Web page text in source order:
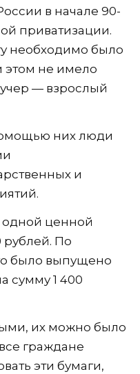
в начале 90-
приватизации.
необходимо было
этом не имело
— взрослый
них люди
и
одной ценной
рублей. По
было выпущено
сумму 1 400
их можно было
граждане
эти бумаги,